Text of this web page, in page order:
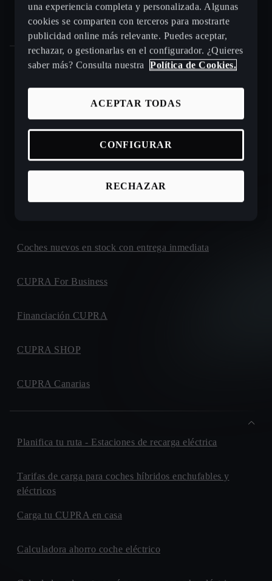
Gama CUPRA e-HYBRID - coches híbridos enchufables
Coches de ocasión en stock
Coches nuevos en stock con entrega inmediata
CUPRA For Business
Financiación CUPRA
CUPRA SHOP
CUPRA Canarias
Planifica tu ruta - Estaciones de recarga eléctrica
Tarifas de carga para coches híbridos enchufables y
eléctricos
Carga tu CUPRA en casa
Calculadora ahorro coche eléctrico
una experiencia completa y personalizada. Algunas
cookies se comparten con terceros para mostrarte
publicidad online más relevante. Puedes aceptar,
rechazar, o gestionarlas en el configurador. ¿Quieres
saber más? Consulta nuestra
Política de Cookies.
RECHAZAR
ACEPTAR TODAS
CONFIGURAR